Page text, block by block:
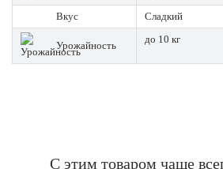
Вкус
Сладкий
Урожайность
до 10 кг
С этим товаром чаще